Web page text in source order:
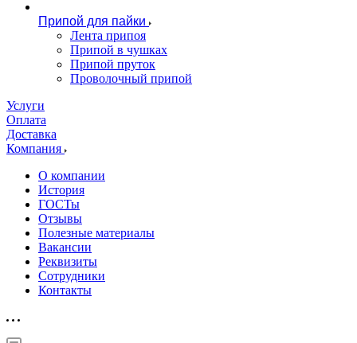
Припой для пайки
Лента припоя
Припой в чушках
Припой пруток
Проволочный припой
Услуги
Оплата
Доставка
Компания
О компании
История
ГОСТы
Отзывы
Полезные материалы
Вакансии
Реквизиты
Сотрудники
Контакты